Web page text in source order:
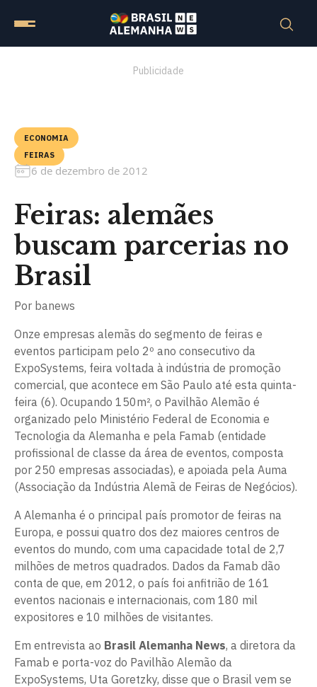
Publicidade
ECONOMIA
FEIRAS
6 de dezembro de 2012
Feiras: alemães
buscam parcerias no
Brasil
Por banews
Onze empresas alemãs do segmento de feiras e
eventos participam pelo 2º ano consecutivo da
ExpoSystems, feira voltada à indústria de promoção
comercial, que acontece em São Paulo até esta quinta-
feira (6). Ocupando 150m², o Pavilhão Alemão é
organizado pelo Ministério Federal de Economia e
Tecnologia da Alemanha e pela Famab (entidade
profissional de classe da área de eventos, composta
por 250 empresas associadas), e apoiada pela Auma
(Associação da Indústria Alemã de Feiras de Negócios).
A Alemanha é o principal país promotor de feiras na
Europa, e possui quatro dos dez maiores centros de
eventos do mundo, com uma capacidade total de 2,7
milhões de metros quadrados. Dados da Famab dão
conta de que, em 2012, o país foi anfitrião de 161
eventos nacionais e internacionais, com 180 mil
expositores e 10 milhões de visitantes.
Em entrevista ao Brasil Alemanha News, a diretora da
Famab e porta-voz do Pavilhão Alemão da
ExpoSystems, Uta Goretzky, disse que o Brasil vem se